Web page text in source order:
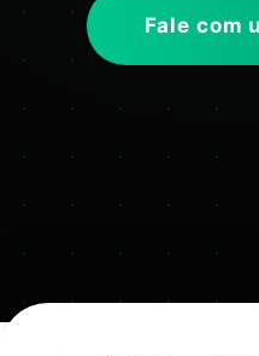
Fale com